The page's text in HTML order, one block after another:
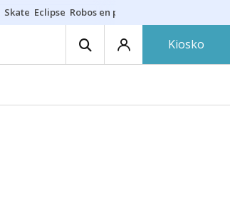
Skate Eclipse Robos en playas
Kiosko